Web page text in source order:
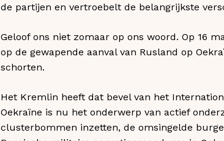
de partijen en vertroebelt de belangrijkste
Geloof ons niet zomaar op ons woord. Op 16
op de gewapende aanval van Rusland op
schorten.
Het Kremlin heeft dat bevel van het
Oekraïne is nu het onderwerp van actief
clusterbommen inzetten, de omsingelde